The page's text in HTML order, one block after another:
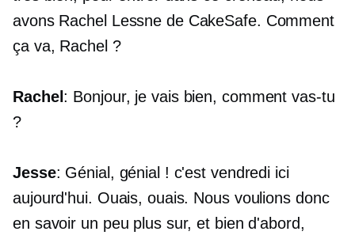
avons Rachel Lessne de CakeSafe. Comment
ça va, Rachel ?
Rachel : Bonjour, je vais bien, comment vas-tu
?
Jesse: Génial, génial ! c'est vendredi ici
aujourd'hui. Ouais, ouais. Nous voulions donc
en savoir un peu plus sur, et bien d'abord,